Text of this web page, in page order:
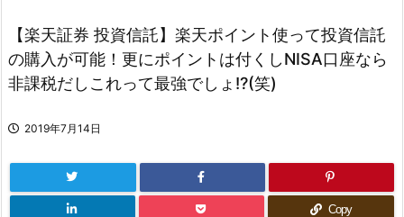
【楽天証券 投資信託】楽天ポイント使って投資信託
の購入が可能！更にポイントは付くしNISA口座なら
非課税だしこれって最強でしょ!?(笑)
2019年7月14日
Copy